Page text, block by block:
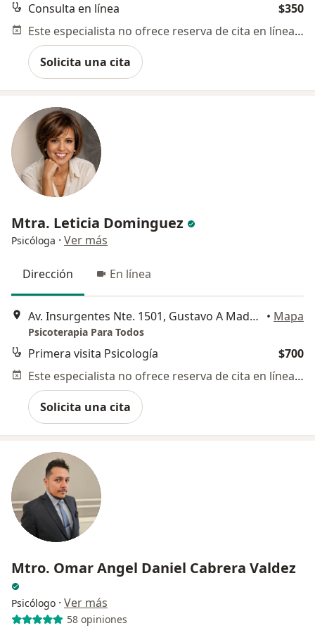
Consulta en línea
$350
Este especialista no ofrece reserva de cita en línea en esta dirección.
Solicita una cita
Mtra. Leticia Dominguez
Psicóloga · Ver más
Dirección En línea
Av. Insurgentes Nte. 1501, Gustavo A Madero • Mapa
Psicoterapia Para Todos
Primera visita Psicología
$700
Este especialista no ofrece reserva de cita en línea en esta dirección.
Solicita una cita
Mtro. Omar Angel Daniel Cabrera Valdez
Psicólogo · Ver más
58 opiniones